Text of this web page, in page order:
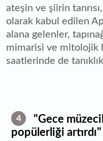
ateşin ve şiirin
olarak kabul edilen
alana gelenler,
mimarisi ve mitolojik
saatlerinde de
4
"Gece
popülerliği artırdı"